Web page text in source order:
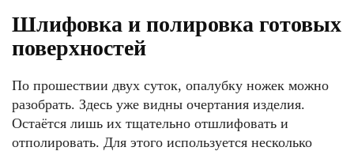
Шлифовка и полировка готовых
поверхностей
По прошествии двух суток, опалубку ножек можно
разобрать. Здесь уже видны очертания изделия.
Остаётся лишь их тщательно отшлифовать и
отполировать. Для этого используется несколько